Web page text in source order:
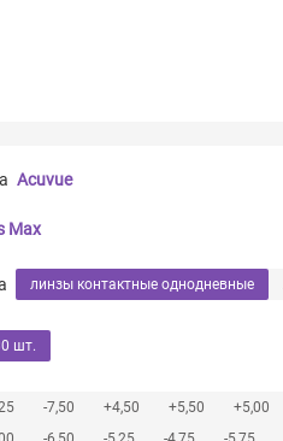
Acuvue
Max
линзы контактные однодневные
шт.
-7,50 +4,50 +5,50 +5,00